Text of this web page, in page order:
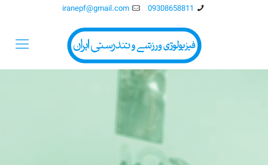
09308658811
iranepf@gmail.com